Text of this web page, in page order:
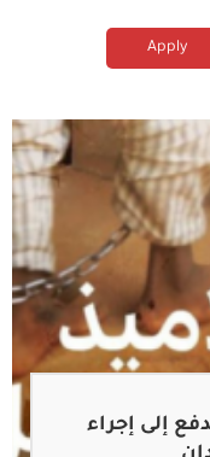
إلى إجراء